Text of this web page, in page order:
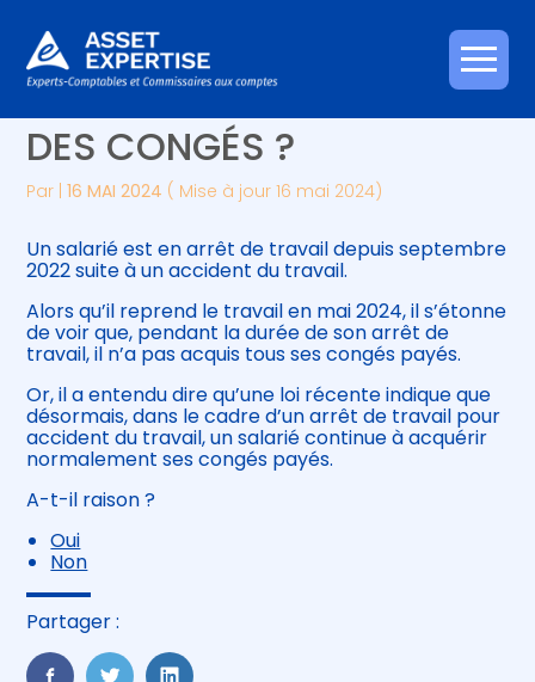
Aller
au
Créer et reprendre une activité
Gérer votre quotidien
Piloter votre entreprise
Développer votre entreprise
Construire votre patrimoine
Être prêt pour la facturation
électronique
Piloter votre gestion
Suivre votre comptabilité
Gérer vos ressources humaines
ARRÊT DE TRAVAIL… ET
DES CONGÉS ?
Par |16 MAI 2024 ( Mise à jour 16 mai 2024)
Un salarié est en arrêt de travail depuis septembre
2022 suite à un accident du travail.
Alors qu’il reprend le travail en mai 2024, il s’étonne
de voir que, pendant la durée de son arrêt de
travail, il n’a pas acquis tous ses congés payés.
Or, il a entendu dire qu’une loi récente indique que
désormais, dans le cadre d’un arrêt de travail pour
accident du travail, un salarié continue à acquérir
normalement ses congés payés.
A-t-il raison ?
Oui
Non
Partager :